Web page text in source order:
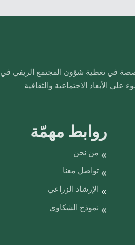
في تغطية شؤون المجتمع الريفي في
الأبعاد الاجتماعية والثقافية
روابط مهمّة
من نحن
تواصل معنا
الإرشاد الزراعي
نموذج الشكاوى